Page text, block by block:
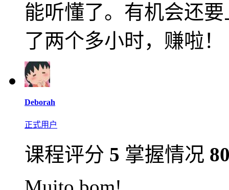
能听懂了。有机会还
了两个多小时，赚啦！
Deborah
正式用户
课程评分 5 掌握情况